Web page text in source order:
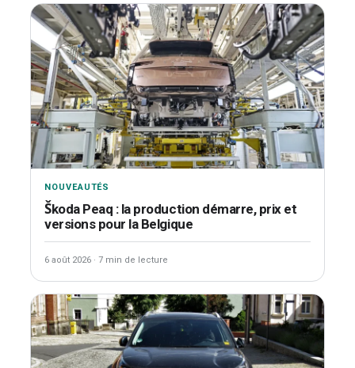
NOUVEAUTÉS
Škoda Peaq : la production démarre, prix et
versions pour la Belgique
6 août 2026 · 7 min de lecture